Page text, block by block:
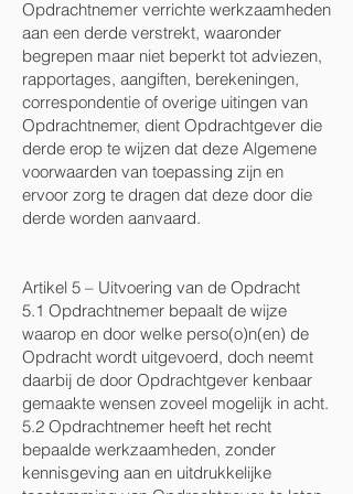
Opdrachtnemer verrichte werkzaamheden
aan een derde verstrekt, waaronder
begrepen maar niet beperkt tot adviezen,
rapportages, aangiften, berekeningen,
correspondentie of overige uitingen van
Opdrachtnemer, dient Opdrachtgever die
derde erop te wijzen dat deze Algemene
voorwaarden van toepassing zijn en
ervoor zorg te dragen dat deze door die
derde worden aanvaard.
Artikel 5 – Uitvoering van de Opdracht
5.1 Opdrachtnemer bepaalt de wijze
waarop en door welke perso(o)n(en) de
Opdracht wordt uitgevoerd, doch neemt
daarbij de door Opdrachtgever kenbaar
gemaakte wensen zoveel mogelijk in acht.
5.2 Opdrachtnemer heeft het recht
bepaalde werkzaamheden, zonder
kennisgeving aan en uitdrukkelijke